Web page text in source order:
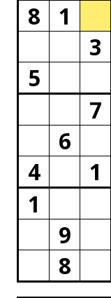
8 1
3
5
7
6
4
1
1
9
8